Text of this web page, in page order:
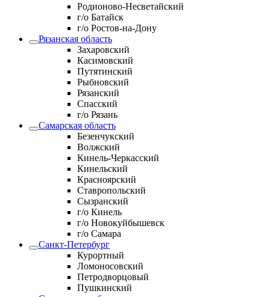
Родионово-Несветайский
г/о Батайск
г/о Ростов-на-Дону
Рязанская область
Захаровский
Касимовский
Путятинский
Рыбновский
Рязанский
Спасский
г/о Рязань
Самарская область
Безенчукский
Волжский
Кинель-Черкасский
Кинельский
Красноярский
Ставропольский
Сызранский
г/о Кинель
г/о Новокуйбышевск
г/о Самара
Санкт-Петербург
Курортный
Ломоносовский
Петродворцовый
Пушкинский